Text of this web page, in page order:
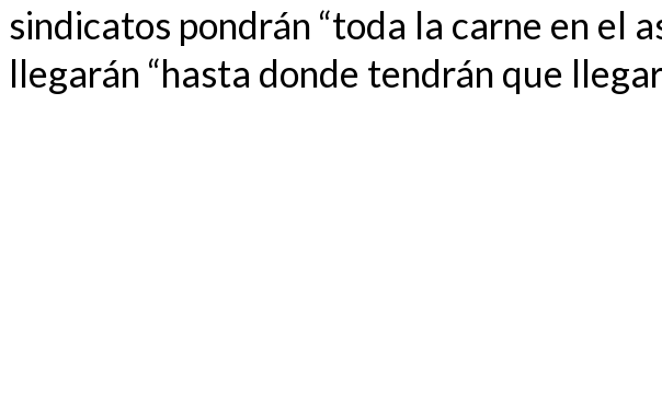
sindicatos pondrán “toda la carne en el
llegarán “hasta donde tendrán que